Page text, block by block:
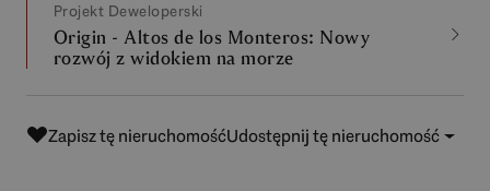
Projekt Deweloperski
Origin - Altos de los Monteros: Nowy
rozwój z widokiem na morze
Zapisz tę nieruchomośćUdostępnij tę nieruchomość